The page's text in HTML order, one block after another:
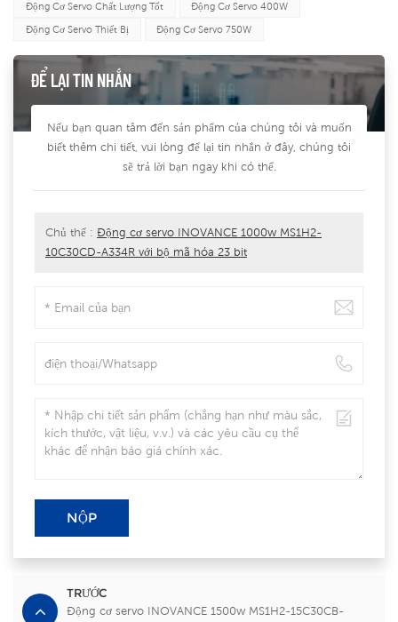
Động Cơ Servo Chất Lượng Tốt Động Cơ Servo 400W
Động Cơ Servo Thiết Bị Động Cơ Servo 750W
ĐỂ LẠI TIN NHẮN
Nếu bạn quan tâm đến sản phẩm của chúng tôi và muốn
biết thêm chi tiết, vui lòng để lại tin nhắn ở đây, chúng tôi
sẽ trả lời bạn ngay khi có thể.
Chủ thể : Động cơ servo INOVANCE 1000w MS1H2-
10C30CD-A334R với bộ mã hóa 23 bit
NỘP
TRƯỚC
Động cơ servo INOVANCE 1500w MS1H2-15C30CB-